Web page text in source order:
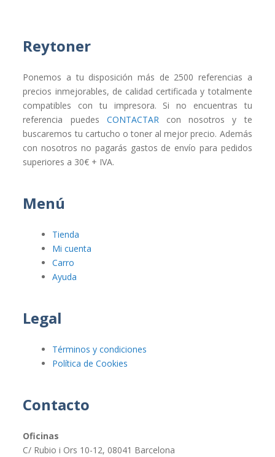
Reytoner
Ponemos a tu disposición más de 2500 referencias a
precios inmejorables, de calidad certificada y totalmente
compatibles con tu impresora. Si no encuentras tu
referencia puedes CONTACTARcon nosotros y te
buscaremos tu cartucho o toner al mejor precio. Además
con nosotros no pagarás gastos de envío para pedidos
superiores a 30€ + IVA.
Menú
Tienda
Mi cuenta
Carro
Ayuda
Legal
Términos y condiciones
Política de Cookies
Contacto
Oficinas
C/ Rubio i Ors 10-12, 08041 Barcelona